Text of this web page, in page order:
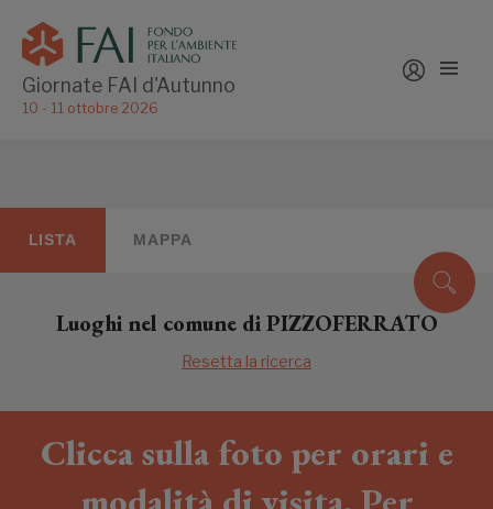
Giornate FAI d'Autunno
10 - 11 ottobre 2026
LISTA MAPPA
Luoghi nel comune di PIZZOFERRATO
Resetta la ricerca
Clicca sulla foto per orari e